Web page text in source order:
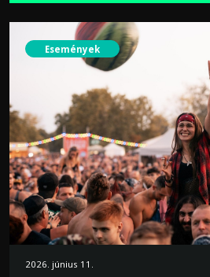
Események
2026. június 11.